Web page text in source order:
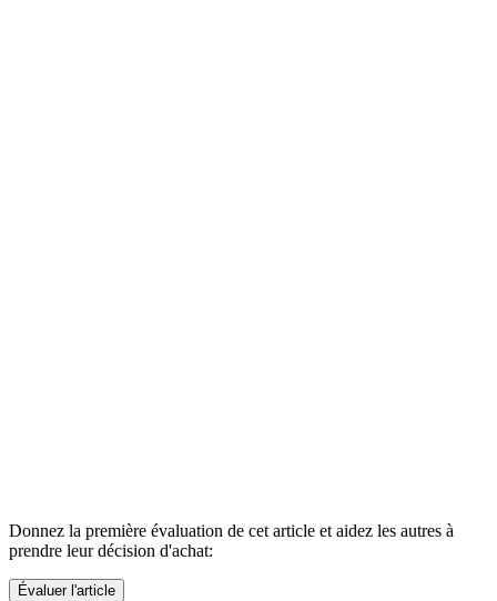
Donnez la première évaluation de cet article et aidez les autres à
prendre leur décision d'achat: